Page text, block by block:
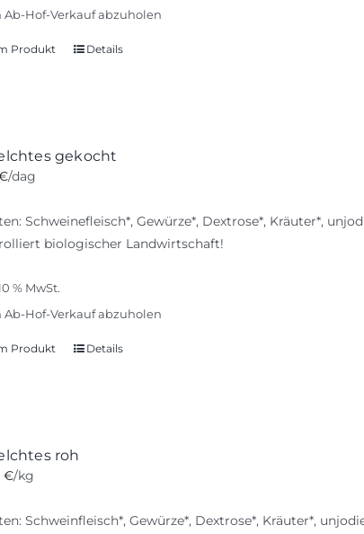
werden
Ab-Hof-Verkauf abzuholen
Produkt Details
gekocht
/dag
Schweinefleisch*, Gewürze*, Dextrose*, Kräuter*,
biologischer Landwirtschaft!
% MwSt.
Ab-Hof-Verkauf abzuholen
Produkt Details
roh
€/kg
Schweinfleisch*, Gewürze*, Dextrose*, Kräuter*,